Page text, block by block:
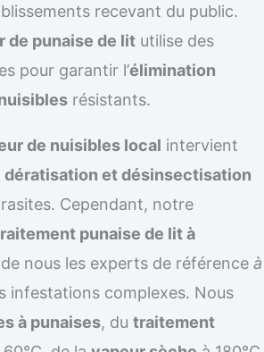
recevant du public.
de punaise de lit utilise des
pour garantir l’élimination
résistants.
de nuisibles local intervient
dératisation et désinsectisation
Cependant, notre
punaise de lit à
nous les experts de référence à
infestations complexes. Nous
à punaises, du traitement